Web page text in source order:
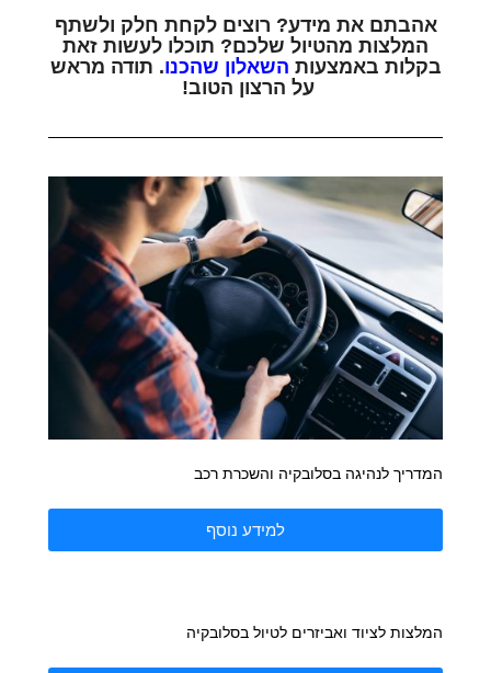
אהבתם את מידע? רוצים לקחת חלק ולשתף
המלצות מהטיול שלכם? תוכלו לעשות זאת
בקלות באמצעות השאלון שהכנו. תודה מראש
על הרצון הטוב!
המדריך לנהיגה בסלובקיה והשכרת רכב
למידע נוסף
המלצות לציוד ואביזרים לטיול בסלובקיה